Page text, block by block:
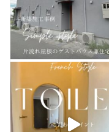
お客様のお店